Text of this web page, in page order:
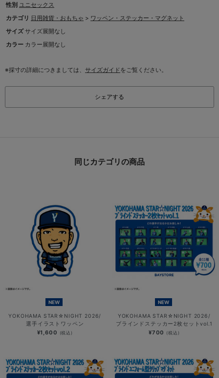
性別 ユニセックス
カテゴリ 日用雑貨・おもちゃ > ワッペン・ステッカー・マグネット
サイズ サイズ展開なし
カラー カラー展開なし
※採寸の詳細につきましては、 サイズガイドをご覧ください。
シェアする
同じカテゴリの商品
NEW
YOKOHAMA STAR☆NIGHT 2026/
選手イラストワッペン
¥1,600 (税込)
NEW
YOKOHAMA STAR☆NIGHT 2026/
ブラインドステッカー2枚セットvol.1
¥700 (税込)